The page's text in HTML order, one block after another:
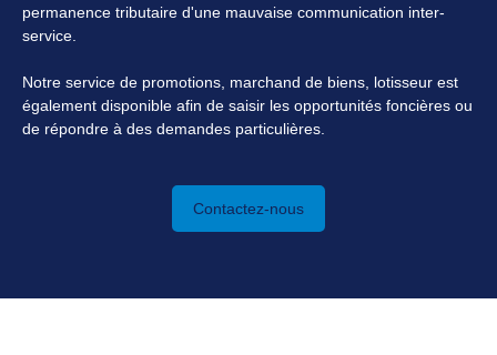
permanence tributaire d'une mauvaise communication inter-
service.
Notre service de promotions, marchand de biens, lotisseur est
également disponible afin de saisir les opportunités foncières ou
de répondre à des demandes particulières.
Contactez-nous